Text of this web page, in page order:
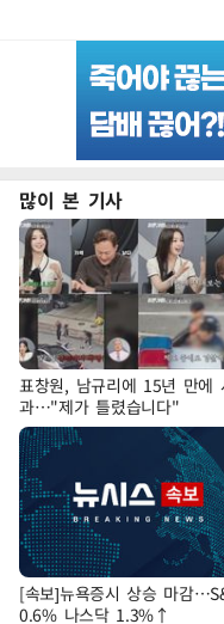
많이 본 기사
표창원, 남규리에 15년 만에
과…"제가 틀렸습니다"
[속보]뉴욕증시 상승 마감
0.6% 나스닥 1.3%↑